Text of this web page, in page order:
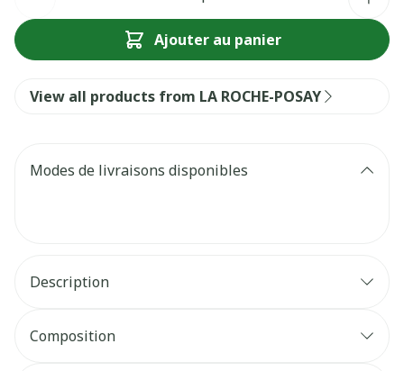
Ajouter au panier
View all products from LA ROCHE-POSAY
Modes de livraisons disponibles
Description
Composition